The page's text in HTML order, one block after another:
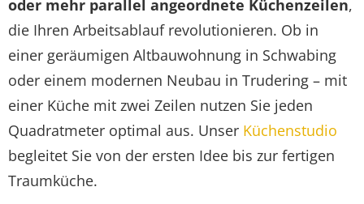
oder mehr parallel angeordnete Küchenzeilen,
die Ihren Arbeitsablauf revolutionieren. Ob in
einer geräumigen Altbauwohnung in Schwabing
oder einem modernen Neubau in Trudering – mit
einer Küche mit zwei Zeilen nutzen Sie jeden
Quadratmeter optimal aus. Unser Küchenstudio
begleitet Sie von der ersten Idee bis zur fertigen
Traumküche.